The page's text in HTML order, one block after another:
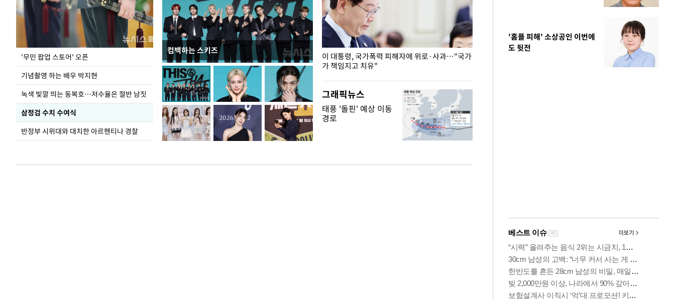
'무민 팝업 스토어' 오픈
기념촬영 하는 배우 박지현
녹색 빛깔 띄는 동복호…저수율은 절반 남짓
삼정검 수치 수여식
반정부 시위대와 대치한 아르헨티나 경찰
컴백하는 스키즈
지석천 뒤덮은 개구리밥
이 대통령, 국가폭력 피해자에 위로·사과…"국가
가 책임지고 치유"
오세훈 서울시
환경 점검
그래픽뉴스
태풍 '돌핀' 예상 이동
경로
'홈플 피해' 소상공인 이번에
도 뒷전